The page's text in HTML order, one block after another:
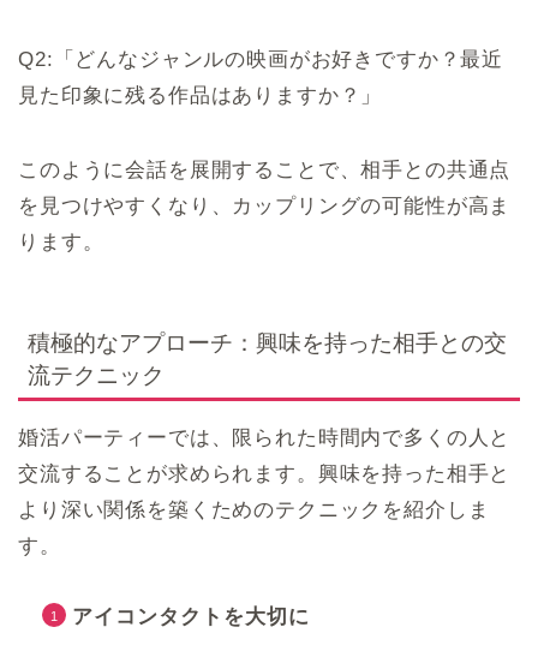
Q2:「どんなジャンルの映画がお好きですか？最近
見た印象に残る作品はありますか？」
このように会話を展開することで、相手との共通点
を見つけやすくなり、カップリングの可能性が高ま
ります。
積極的なアプローチ：興味を持った相手との交
流テクニック
婚活パーティーでは、限られた時間内で多くの人と
交流することが求められます。興味を持った相手と
より深い関係を築くためのテクニックを紹介しま
す。
アイコンタクトを大切に